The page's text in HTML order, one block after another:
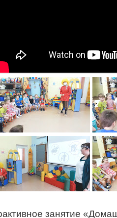
занятие